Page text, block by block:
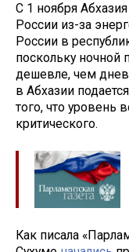
С 1 ноября
России из-за
России в
поскольку ночной
дешевле, чем
в Абхазии
того, что
критического.
Как писала